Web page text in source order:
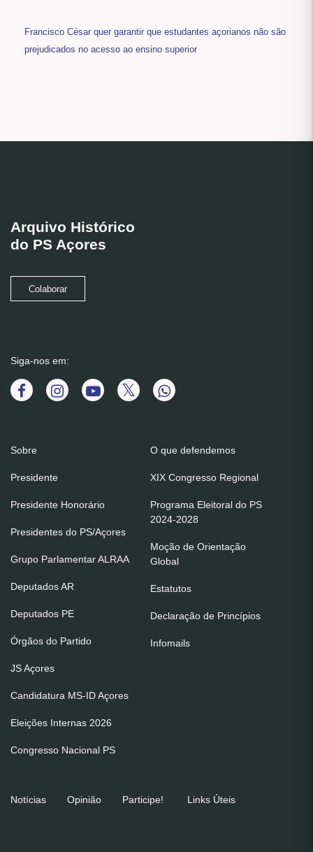
Francisco César quer garantir que estudantes açorianos não são
prejudicados no acesso ao ensino superior
Arquivo Histórico
do PS Açores
Colaborar
Siga-nos em:
Sobre
Presidente
Presidente Honorário
Presidentes do PS/Açores
Grupo Parlamentar ALRAA
Deputados AR
Deputados PE
Órgãos do Partido
JS Açores
Candidatura MS-ID Açores
Eleições Internas 2026
Congresso Nacional PS
O que defendemos
XIX Congresso Regional
Programa Eleitoral do PS
2024-2028
Moção de Orientação
Global
Estatutos
Declaração de Princípios
Infomails
Notícias Opinião Participe! Links Úteis